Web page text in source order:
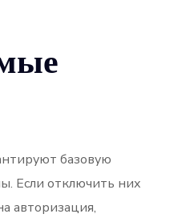
базовую
Если отключить них
авторизация,